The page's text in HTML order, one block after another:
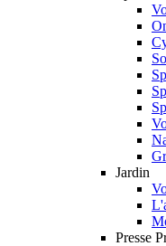
Jardin
Presse